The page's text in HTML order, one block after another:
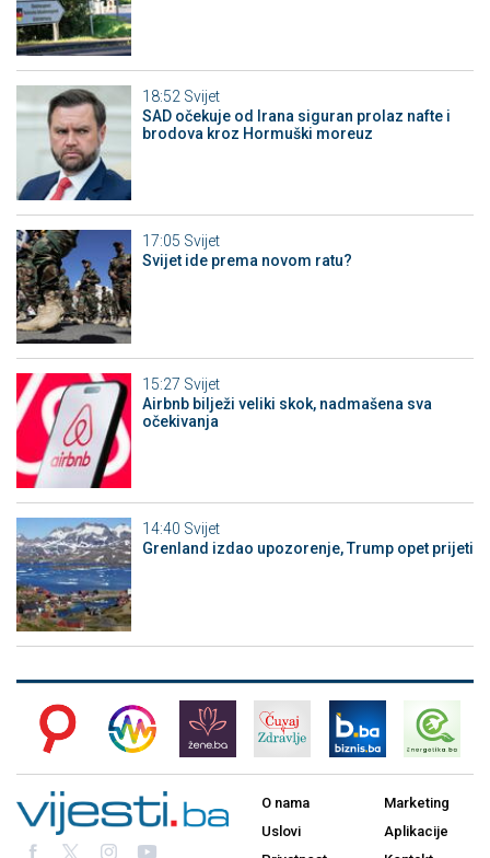
18:52 Svijet
SAD očekuje od Irana siguran prolaz nafte i
brodova kroz Hormuški moreuz
17:05 Svijet
Svijet ide prema novom ratu?
15:27 Svijet
Airbnb bilježi veliki skok, nadmašena sva
očekivanja
14:40 Svijet
Grenland izdao upozorenje, Trump opet prijeti
O nama
Uslovi
Marketing
Aplikacije